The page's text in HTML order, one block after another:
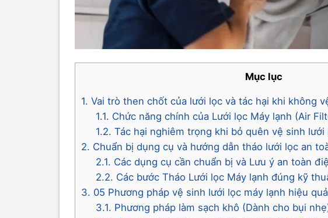
Mục lục
1. Vai trò then chốt của lưới lọc và tác hại khi không
1.1. Chức năng chính của Lưới lọc Máy lạnh (Air
1.2. Tác hại nghiêm trọng khi bỏ quên vệ sinh lưới
2. Chuẩn bị dụng cụ và hướng dẫn tháo lưới lọc an
2.1. Các dụng cụ cần chuẩn bị và Lưu ý an toàn
2.2. Các bước Tháo Lưới lọc Máy lạnh đúng kỹ
3. 05 Phương pháp vệ sinh lưới lọc máy lạnh hiệu quả
3.1. Phương pháp làm sạch khô (Dành cho bụi